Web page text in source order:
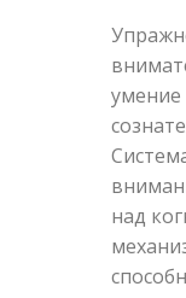
умение
над